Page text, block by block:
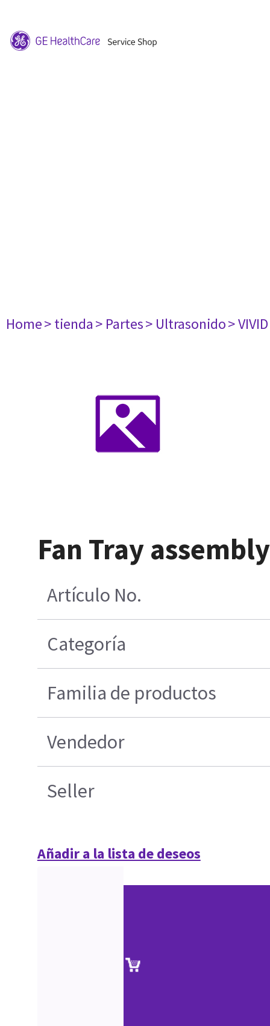
Home> tienda> Partes> Ultrasonido>
Fan Tray
Artículo No.
Categoría
Familia de productos
Vendedor
Seller
Añadir a la lista de deseos